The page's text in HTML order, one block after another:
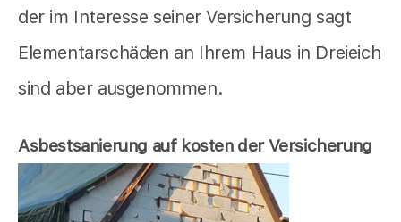
der im Interesse seiner Versicherung sagt
Elementarschäden an Ihrem Haus in Dreieich
sind aber ausgenommen.
Asbestsanierung auf kosten der Versicherung